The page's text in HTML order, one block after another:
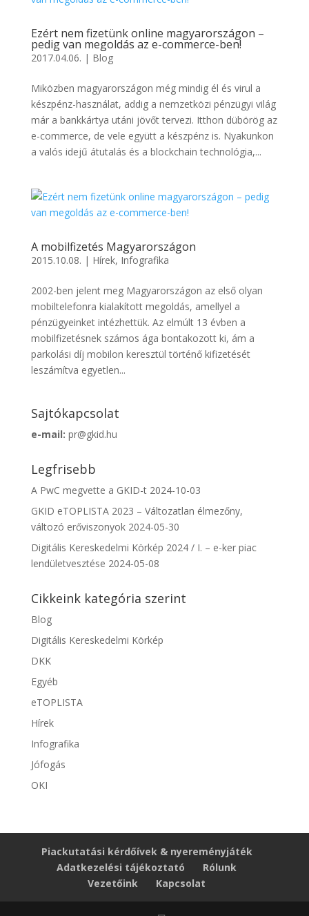
Ezért nem fizetünk online magyarországon –
pedig van megoldás az e-commerce-ben!
2017.04.06. | Blog
Miközben magyarországon még mindig él és virul a
készpénz-használat, addig a nemzetközi pénzügyi világ
már a bankkártya utáni jövőt tervezi. Itthon dübörög az
e-commerce, de vele együtt a készpénz is. Nyakunkon
a valós idejű átutalás és a blockchain technológia,...
A mobilfizetés Magyarországon
2015.10.08. | Hírek, Infografika
2002-ben jelent meg Magyarországon az első olyan
mobiltelefonra kialakított megoldás, amellyel a
pénzügyeinket intézhettük. Az elmúlt 13 évben a
mobilfizetésnek számos ága bontakozott ki, ám a
parkolási díj mobilon keresztül történő kifizetését
leszámítva egyetlen...
Sajtókapcsolat
e-mail: pr@gkid.hu
Legfrisebb
A PwC megvette a GKID-t 2024-10-03
GKID eTOPLISTA 2023 – Változatlan élmezőny,
változó erőviszonyok 2024-05-30
Digitális Kereskedelmi Körkép 2024 / I. – e-ker piac
lendületvesztése 2024-05-08
Cikkeink kategória szerint
Blog
Digitális Kereskedelmi Körkép
DKK
Egyéb
eTOPLISTA
Hírek
Infografika
Jófogás
OKI
Piackutatási kérdőívek & nyereményjáték
Adatkezelési tájékoztató
Rólunk
Vezetőink
Kapcsolat